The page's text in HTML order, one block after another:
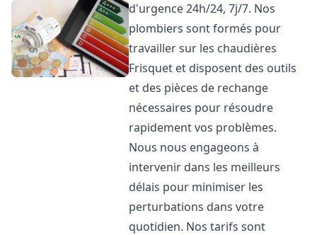
d'urgence 24h/24, 7j/7. Nos
plombiers sont formés pour
travailler sur les chaudières
Frisquet et disposent des outils
et des pièces de rechange
nécessaires pour résoudre
rapidement vos problèmes.
Nous nous engageons à
intervenir dans les meilleurs
délais pour minimiser les
perturbations dans votre
quotidien. Nos tarifs sont